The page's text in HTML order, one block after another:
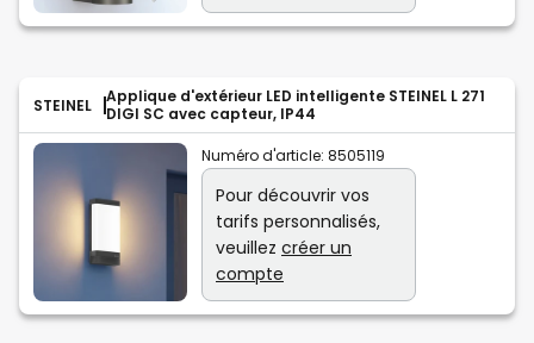
STEINEL
Applique d'extérieur LED intelligente STEINEL L 271
DIGI SC avec capteur, IP44
Numéro d'article: 8505119
Pour découvrir vos
tarifs personnalisés,
veuillez créer un
compte